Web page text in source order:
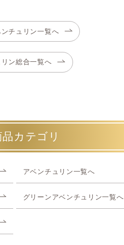
チュリン一覧へ
ン総合一覧へ
カテゴリ
アベンチュリン一覧へ
グリーンアベンチュリン一覧へ